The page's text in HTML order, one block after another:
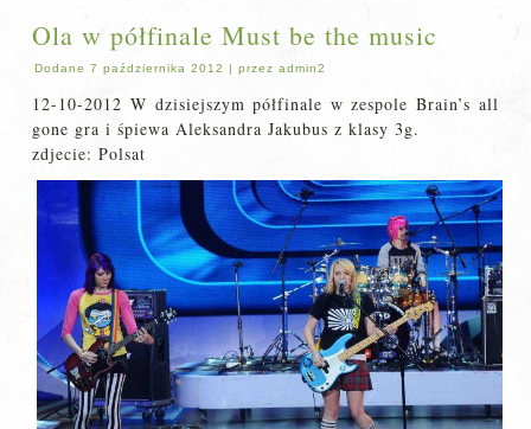
Ola w półfinale Must be the music
Dodane 7 października 2012 |przez admin2
12-10-2012 W dzisiejszym półfinale w zespole Brain’s all
gone gra i śpiewa Aleksandra Jakubus z klasy 3g.
zdjecie: Polsat